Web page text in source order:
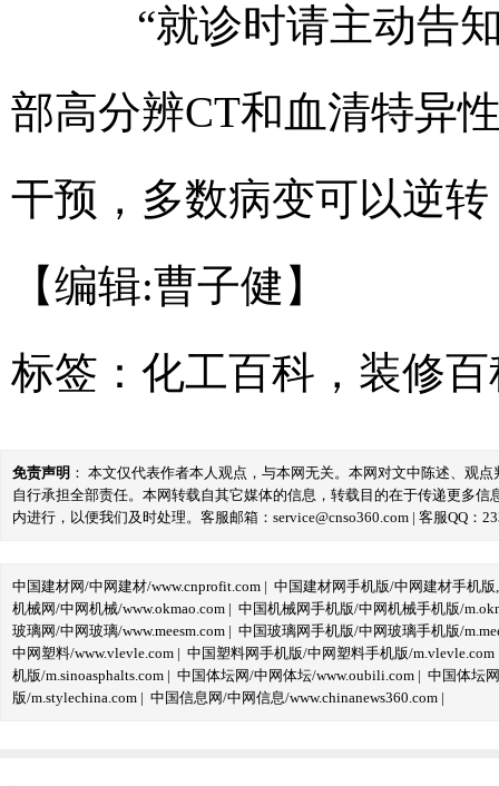
“就诊时请主动告知
部高分辨CT和血清特异
干预，多数病变可以逆
【编辑:曹子健】
标签： 化工百科 ， 装修百
免责声明 ： 本文仅代表作者本人观点，与本网无关。本网对文中陈述、观
自行承担全部责任。本网转载自其它媒体的信息，转载目的在于传递更多
内进行，以便我们及时处理。客服邮箱：service@cnso360.com | 客服QQ：
中国建材网/中网建材/www.cnprofit.com | 中国建材网手机版/中网建材手机版
机械网/中网机械/www.okmao.com | 中国机械网手机版/中网机械手机版/
玻璃网/中网玻璃/www.meesm.com | 中国玻璃网手机版/中网玻璃手机版/
中网塑料/www.vlevle.com | 中国塑料网手机版/中网塑料手机版/m.vlevle.com
机版/m.sinoasphalts.com | 中国体坛网/中网体坛/www.oubili.com | 中国体坛
版/m.stylechina.com | 中国信息网/中网信息/www.chinanews360.com |